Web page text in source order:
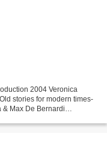
2004 Veronica
stories for modern times-
& Max De Bernardi